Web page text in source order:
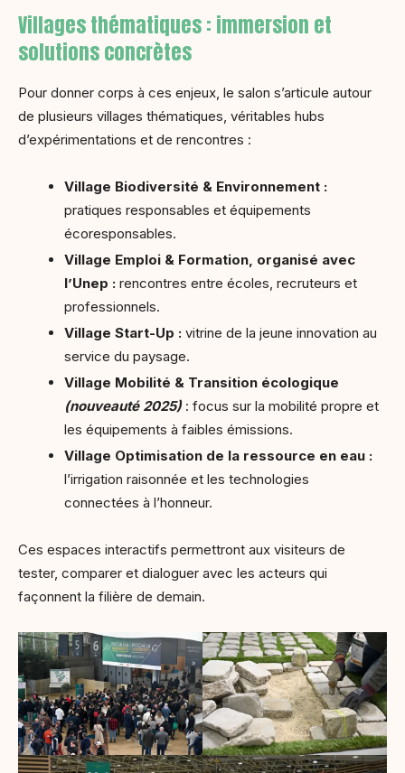
Villages thématiques : immersion et
solutions concrètes
Pour donner corps à ces enjeux, le salon s’articule autour
de plusieurs villages thématiques, véritables hubs
d’expérimentations et de rencontres :
Village Biodiversité & Environnement :
pratiques responsables et équipements
écoresponsables.
Village Emploi & Formation, organisé avec
l’Unep : rencontres entre écoles, recruteurs et
professionnels.
Village Start-Up : vitrine de la jeune innovation au
service du paysage.
Village Mobilité & Transition écologique
(nouveauté 2025) : focus sur la mobilité propre et
les équipements à faibles émissions.
Village Optimisation de la ressource en eau :
l’irrigation raisonnée et les technologies
connectées à l’honneur.
Ces espaces interactifs permettront aux visiteurs de
tester, comparer et dialoguer avec les acteurs qui
façonnent la filière de demain.